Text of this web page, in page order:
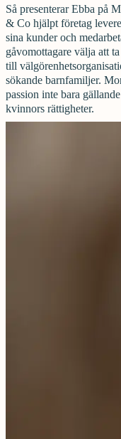
Så presenterar Ebba på
& Co hjälpt företag
sina kunder och
gåvomottagare välja att
till
sökande barnfamiljer.
passion inte bara
kvinnors rättigheter.